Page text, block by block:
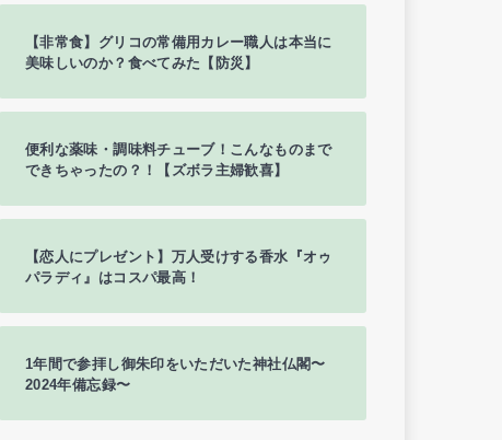
【非常食】グリコの常備用カレー職人は本当に
美味しいのか？食べてみた【防災】
便利な薬味・調味料チューブ！こんなものまで
できちゃったの？！【ズボラ主婦歓喜】
【恋人にプレゼント】万人受けする香水『オゥ
パラディ』はコスパ最高！
1年間で参拝し御朱印をいただいた神社仏閣〜
2024年備忘録〜